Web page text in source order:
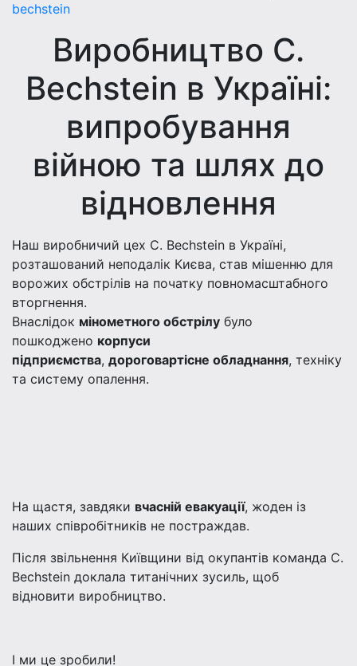
bechstein
Виробництво C.
Bechstein в Україні:
випробування
війною та шлях до
відновлення
Наш виробничий цех C. Bechstein в Україні,
розташований неподалік Києва, став мішенню для
ворожих обстрілів на початку повномасштабного
вторгнення.
Внаслідок мінометного обстрілу було
пошкоджено корпуси
підприємства, дороговартісне обладнання, техніку
та систему опалення.
На щастя, завдяки вчасній евакуації, жоден із
наших співробітників не постраждав.
Після звільнення Київщини від окупантів команда C.
Bechstein доклала титанічних зусиль, щоб
відновити виробництво.
І ми це зробили!